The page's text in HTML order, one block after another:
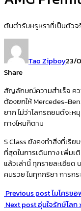
ต้นตำรับหรูหราที่เป็นตัวจ
Tao Zipboy23/
Share
สัญลักษณ์ความสำเร็จ คว
ต้องยกให้ Mercedes-
ยาก ไม่ว่าโลกรถยนต์จะห
ทางไหนก็ตาม
S Class ยังคงทำสิ่งที่เรี
ที่สุดในการเดินทาง เพิ่ม
แล้วเล่านี้ ทุกรายละเอียด
คนรวย ในทุกกริยา การก
Previous postไมโครซ
Next postอุ่นใจรักษ์โลก